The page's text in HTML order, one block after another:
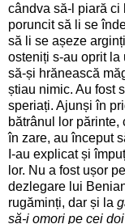
cândva să-l piară ci
poruncit să li se
să li se așeze
osteniți s-au oprit la
să-și hrănească
știau nimic. Au fost
speriați. Ajunși în
bătrânul lor părinte,
în zare, au început
I-au explicat și
lor. Nu a fost ușor
dezlegare lui
rugăminți, dar și la
să-i omori pe cei